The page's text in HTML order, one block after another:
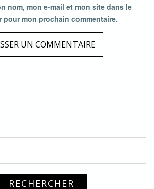
nom, mon e-mail et mon site dans le
pour mon prochain commentaire.